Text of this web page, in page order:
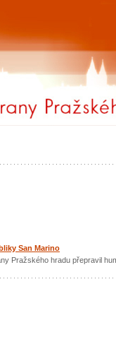
San Marino
Pražského hradu přepravil